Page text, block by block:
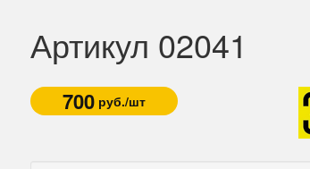
Артикул 02041
700 руб./шт